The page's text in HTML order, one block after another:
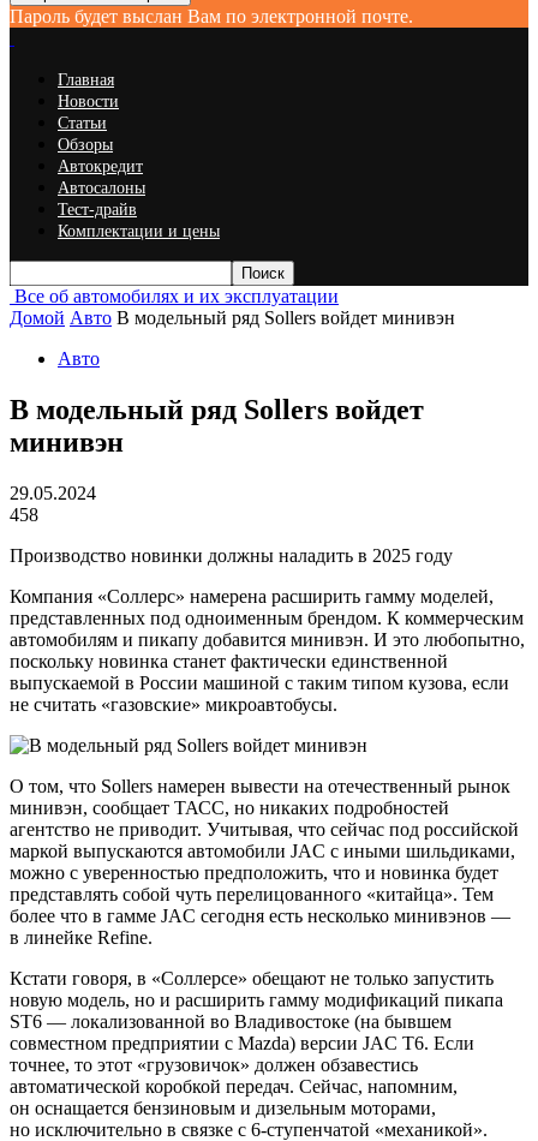
Пароль будет выслан Вам по электронной почте.
Главная
Новости
Статьи
Обзоры
Автокредит
Автосалоны
Тест-драйв
Комплектации и цены
Все об автомобилях и их эксплуатации
Домой Авто В модельный ряд Sollers войдет минивэн
Авто
В модельный ряд Sollers войдет
минивэн
29.05.2024
458
Производство новинки должны наладить в 2025 году
Компания «Соллерс» намерена расширить гамму моделей,
представленных под одноименным брендом. К коммерческим
автомобилям и пикапу добавится минивэн. И это любопытно,
поскольку новинка станет фактически единственной
выпускаемой в России машиной с таким типом кузова, если
не считать «газовские» микроавтобусы.
О том, что Sollers намерен вывести на отечественный рынок
минивэн, сообщает ТАСС, но никаких подробностей
агентство не приводит. Учитывая, что сейчас под российской
маркой выпускаются автомобили JAC с иными шильдиками,
можно с уверенностью предположить, что и новинка будет
представлять собой чуть перелицованного «китайца». Тем
более что в гамме JAC сегодня есть несколько минивэнов —
в линейке Refine.
Кстати говоря, в «Соллерсе» обещают не только запустить
новую модель, но и расширить гамму модификаций пикапа
ST6 — локализованной во Владивостоке (на бывшем
совместном предприятии с Mazda) версии JAC T6. Если
точнее, то этот «грузовичок» должен обзавестись
автоматической коробкой передач. Сейчас, напомним,
он оснащается бензиновым и дизельным моторами,
но исключительно в связке с 6-ступенчатой «механикой».